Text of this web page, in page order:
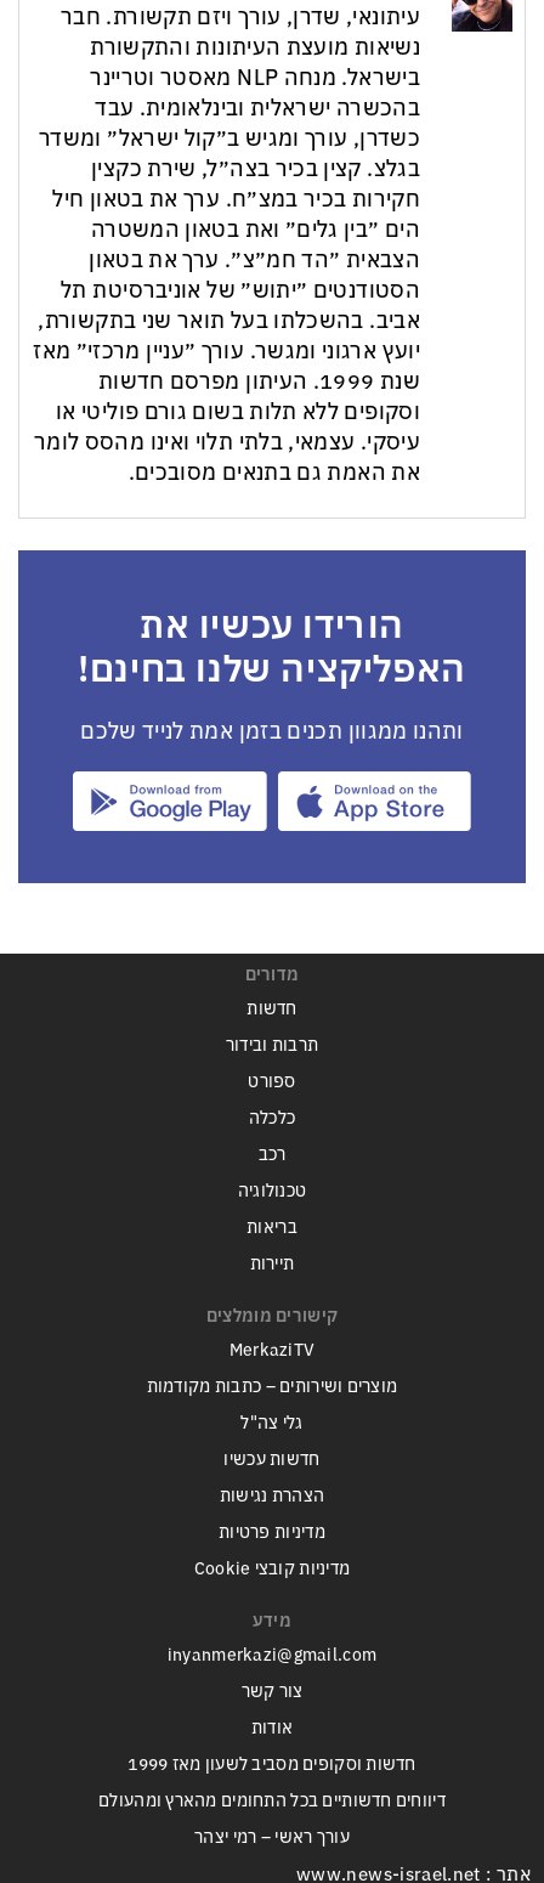
עיתונאי, שדרן, עורך ויזם תקשורת. חבר
נשיאות מועצת העיתונות והתקשורת
בישראל. מנחה NLP מאסטר וטריינר
בהכשרה ישראלית ובינלאומית. עבד
כשדרן, עורך ומגיש ב״קול ישראל״ ומשדר
בגלצ. קצין בכיר בצה״ל, שירת כקצין
חקירות בכיר במצ״ח. ערך את בטאון חיל
הים ״בין גלים״ ואת בטאון המשטרה
הצבאית ״הד חמ״צ״. ערך את בטאון
הסטודנטים ״יתוש״ של אוניברסיטת תל
אביב. בהשכלתו בעל תואר שני בתקשורת,
יועץ ארגוני ומגשר. עורך ״עניין מרכזי״ מאז
שנת 1999. העיתון מפרסם חדשות
וסקופים ללא תלות בשום גורם פוליטי או
עיסקי. עצמאי, בלתי תלוי ואינו מהסס לומר
את האמת גם בתנאים מסובכים.
הורידו עכשיו את
האפליקציה שלנו בחינם!
ותהנו ממגוון תכנים בזמן אמת לנייד שלכם
מדורים
חדשות
תרבות ובידור
ספורט
כלכלה
רכב
טכנולוגיה
בריאות
תיירות
קישורים מומלצים
MerkaziTV
מוצרים ושירותים – כתבות מקודמות
גלי צה"ל
חדשות עכשיו
הצהרת נגישות
מדיניות פרטיות
מדיניות קובצי Cookie
מידע
inyanmerkazi@gmail.com
צור קשר
אודות
חדשות וסקופים מסביב לשעון מאז 1999
דיווחים חדשותיים בכל התחומים מהארץ ומהעולם
עורך ראשי – רמי יצהר
אתר : www.news-israel.net